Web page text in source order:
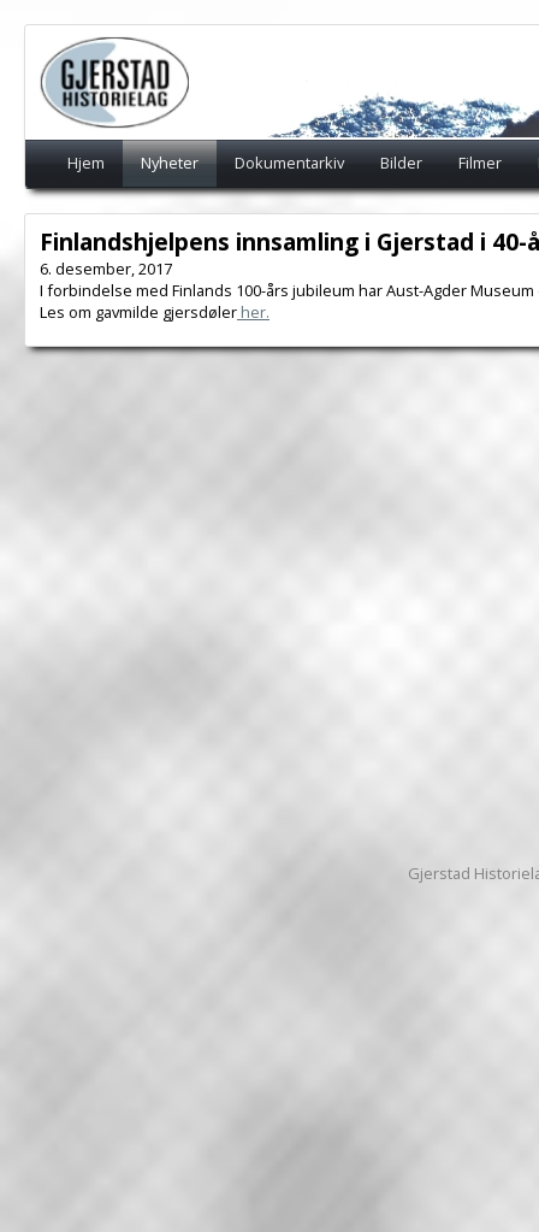
Hjem Nyheter Dokumentarkiv Bilder Filmer
Finlandshjelpens innsamling i Gjerstad i 40-
6. desember, 2017
I forbindelse med Finlands 100-års jubileum har Aust-Agder
Les om gavmilde gjersdøler her.
Gjerstad